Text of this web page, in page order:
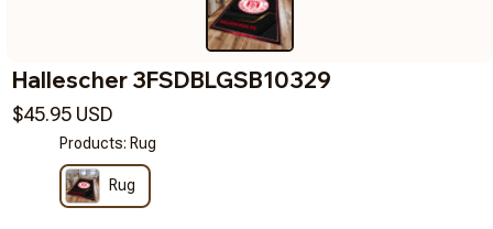
Hallescher 3FSDBLGSB10329
$45.95 USD
Products: Rug
Rug